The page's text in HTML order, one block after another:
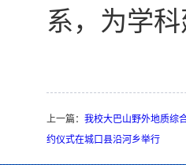
系，为学
上一篇： 我校大巴山野外地质综
约仪式在城口县沿河乡举行